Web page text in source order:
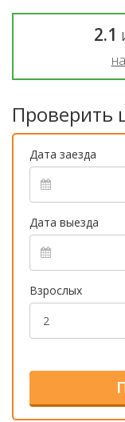
2.1
Проверить
Дата заезда
Дата выезда
Взрослых